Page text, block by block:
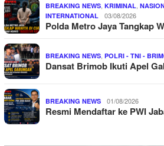
BREAKING NEWS, KRIMINAL,
INTERNATIONAL
03/08/2026
Polda Metro Jaya Tangkap
BREAKING NEWS, POLRI - TNI -
Dansat Brimob Ikuti Apel
BREAKING NEWS 01/08/2026
Resmi Mendaftar ke PWI